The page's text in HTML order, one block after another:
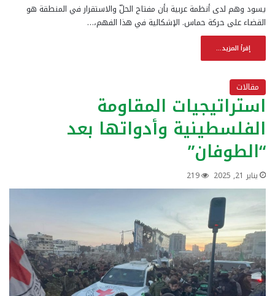
يسود وهم لدى أنظمة عربية بأن مفتاح الحلّ والاستقرار في المنطقة هو
القضاء على حركة حماس. الإشكالية في هذا الفهم،…
إقرأ المزيد...
مقالات
استراتيجيات المقاومة
الفلسطينية وأدواتها بعد
“الطوفان”
يناير 21, 2025 219